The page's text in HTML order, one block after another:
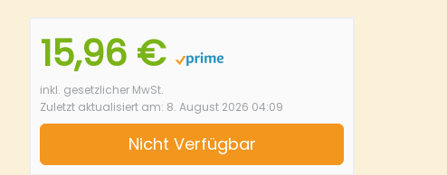
15,96 €
inkl. gesetzlicher MwSt.
Zuletzt aktualisiert am: 8. August 2026 04:09
Nicht Verfügbar